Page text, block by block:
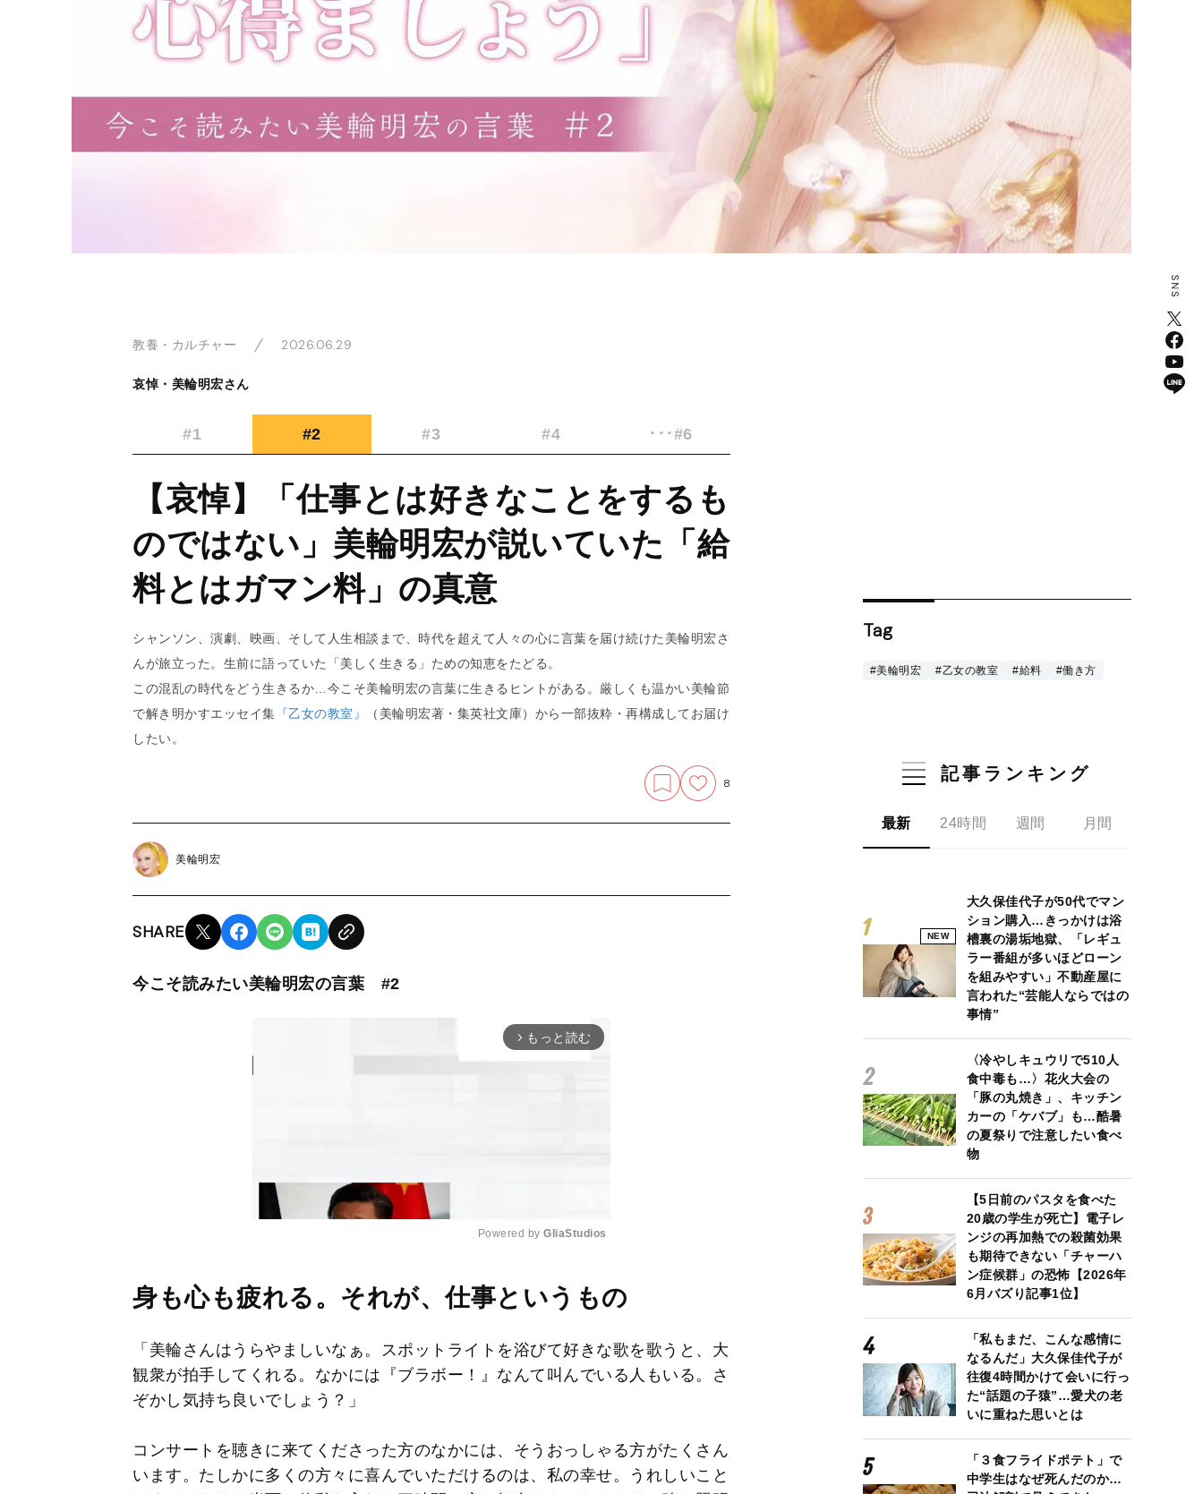
教養・カルチャー 2026.06.29
哀悼・美輪明宏さん
#1 #2 #3 #4 ･･･#6
【哀悼】「仕事とは好きなことをするも
のではない」美輪明宏が説いていた「給
料とはガマン料」の真意
シャンソン、演劇、映画、そして人生相談まで、時代を超えて人々の心に言葉を届け続けた美輪明宏さ
んが旅立った。生前に語っていた「美しく生きる」ための知恵をたどる。
この混乱の時代をどう生きるか…今こそ美輪明宏の言葉に生きるヒントがある。厳しくも温かい美輪節
で解き明かすエッセイ集 『乙女の教室』
（美輪明宏著・集英社文庫）から一部抜粋・再構成してお届け
したい。
8
美輪明宏
SHARE
今こそ読みたい美輪明宏の言葉 #2
arrow_forward_ios もっと読む
Powered by GliaStudios
身も心も疲れる。それが、仕事というもの
「美輪さんはうらやましいなぁ。スポットライトを浴びて好きな歌を歌うと、大
観衆が拍手してくれる。なかには『ブラボー！』なんて叫んでいる人もいる。さ
ぞかし気持ち良いでしょう？」
コンサートを聴きに来てくださった方のなかには、そうおっしゃる方がたくさん
います。たしかに多くの方々に喜んでいただけるのは、私の幸せ。うれしいこと
Tag
#美輪明宏 #乙女の教室 #給料 #働き方
記事ランキング
最新 24時間 週間 月間
NEW
大久保佳代子が50代でマン
ション購入…きっかけは浴
槽裏の湯垢地獄、「レギュ
ラー番組が多いほどローン
を組みやすい」不動産屋に
言われた“芸能人ならではの
事情”
〈冷やしキュウリで510人
食中毒も…〉花火大会の
「豚の丸焼き」、キッチン
カーの「ケバブ」も…酷暑
の夏祭りで注意したい食べ
物
【5日前のパスタを食べた
20歳の学生が死亡】電子レ
ンジの再加熱での殺菌効果
も期待できない「チャーハ
ン症候群」の恐怖【2026年
6月バズり記事1位】
「私もまだ、こんな感情に
なるんだ」大久保佳代子が
往復4時間かけて会いに行っ
た“話題の子猿”…愛犬の老
いに重ねた思いとは
「３食フライドポテト」で
中学生はなぜ死んだのか…